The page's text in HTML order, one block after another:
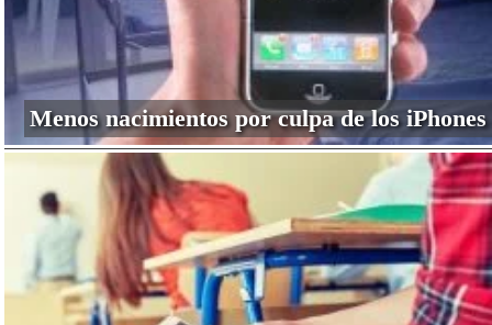
Menos nacimientos por culpa de los iPhones